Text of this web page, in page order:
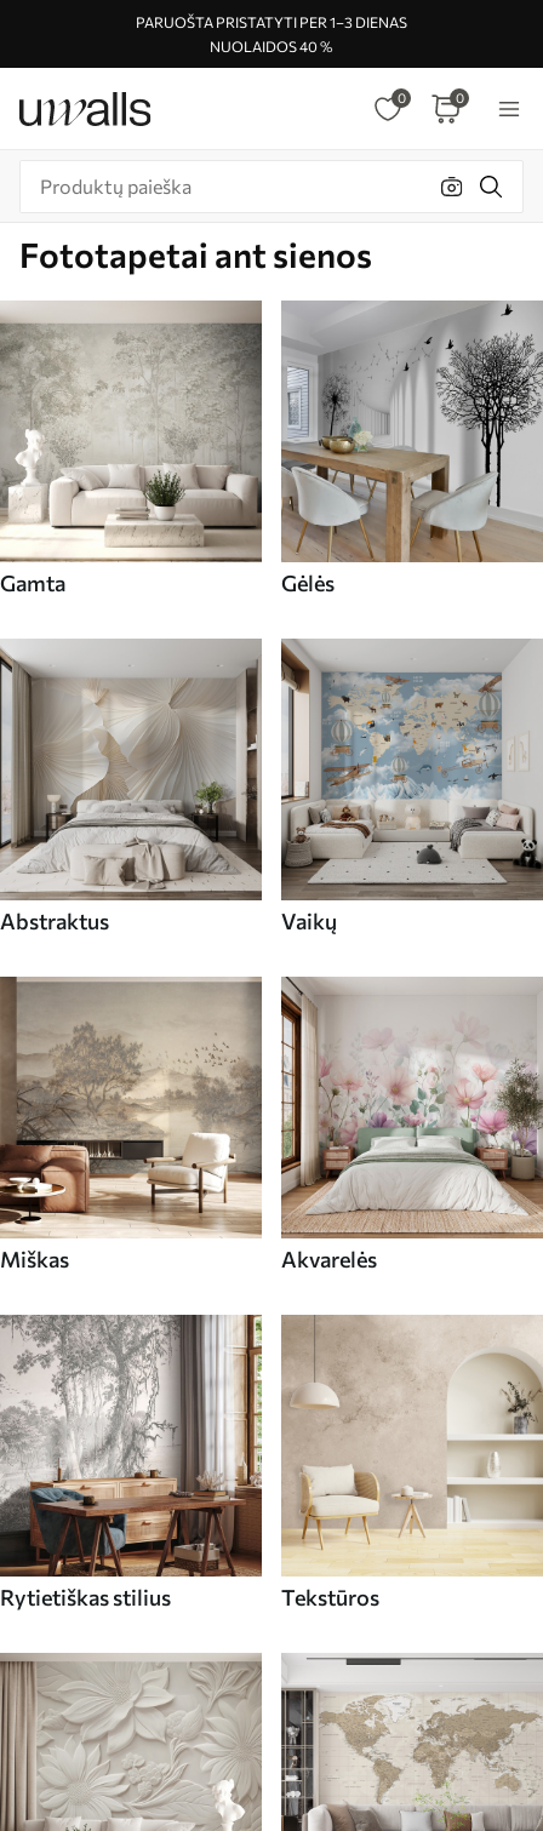
PARUOŠTA PRISTATYTI PER 1–3 DIENAS
NUOLAIDOS 40 %
0 0
Fototapetai ant sienos
Gamta Gėlės
Abstraktus Vaikų
Miškas Akvarelės
Rytietiškas stilius Tekstūros